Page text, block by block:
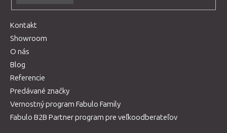
Kontakt
Showroom
O nás
Blog
Referencie
Predávané značky
Vernostný program Fabulo Family
Fabulo B2B Partner program pre veľkoodberateľov